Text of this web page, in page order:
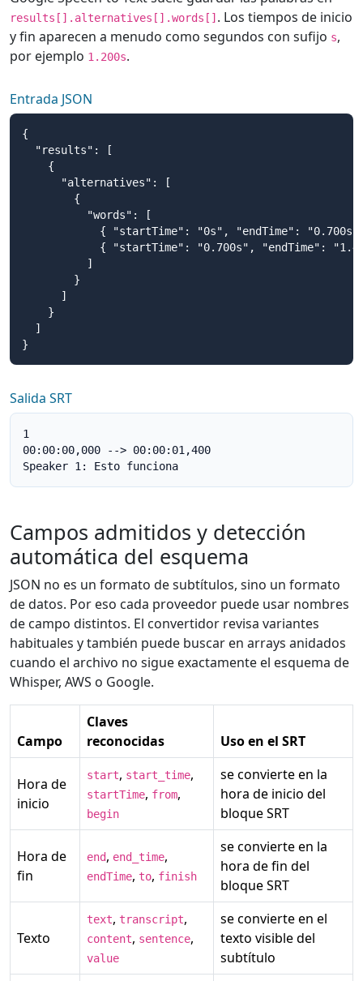
results[].alternatives[].words[] . Los tiempos de inicio
y fin aparecen a menudo como segundos con sufijo s,
por ejemplo 1.200s.
Entrada JSON
{
  "results": [
    {
      "alternatives": [
        {
          "words": [
{ "startTime": "0s", "endTime":
{ "startTime": "0.700s", "endTime":
          ]
        }
      ]
    }
  ]
}
Salida SRT
1
00:00:00,000 --> 00:00:01,400
Speaker 1: Esto funciona
Campos admitidos y detección
automática del esquema
JSON no es un formato de subtítulos, sino un formato
de datos. Por eso cada proveedor puede usar nombres
de campo distintos. El convertidor revisa variantes
habituales y también puede buscar en arrays anidados
cuando el archivo no sigue exactamente el esquema de
Whisper, AWS o Google.
Campo
Claves
reconocidas
Uso en el SRT
Hora de
inicio
start, start_time,
startTime, from,
begin
se convierte en la
hora de inicio del
bloque SRT
Hora de
fin
end, end_time,
endTime, to, finish
se convierte en la
hora de fin del
bloque SRT
Texto
text, transcript,
content, sentence,
value
se convierte en el
texto visible del
subtítulo